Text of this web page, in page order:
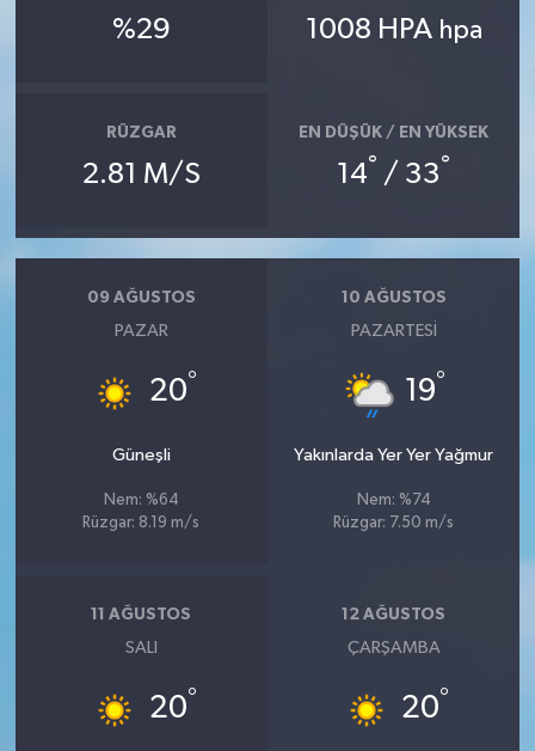
%29 1008 HPA hpa
RÜZGAR
2.81 M/S
EN DÜŞÜK / EN YÜKSEK
14° / 33°
09 AĞUSTOS
PAZAR
20°
Güneşli
Nem: %64
Rüzgar: 8.19 m/s
10 AĞUSTOS
PAZARTESI
19°
Yakınlarda Yer Yer Yağmur
Nem: %74
Rüzgar: 7.50 m/s
11 AĞUSTOS
SALI
20°
12 AĞUSTOS
ÇARŞAMBA
20°
Sokak Hayvanlarını Sahiplendirme
Sonsöz Özel
Vasıta